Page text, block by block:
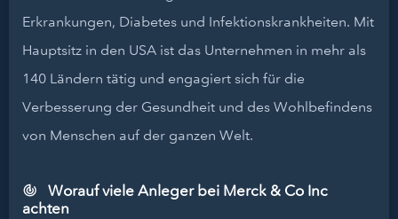
Erkrankungen, Diabetes und Infektionskrankheiten. Mit
Hauptsitz in den USA ist das Unternehmen in mehr als
140 Ländern tätig und engagiert sich für die
Verbesserung der Gesundheit und des Wohlbefindens
von Menschen auf der ganzen Welt.
Worauf viele Anleger bei Merck & Co Inc
achten